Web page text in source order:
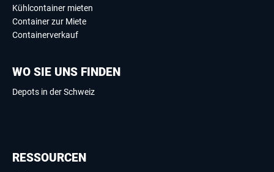
Kühlcontainer mieten
Container zur Miete
Containerverkauf
WO SIE UNS FINDEN
Depots in der Schweiz
RESSOURCEN